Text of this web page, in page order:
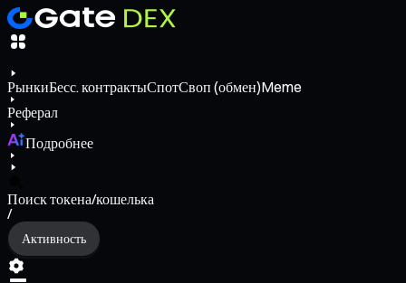
РынкиБесс. контрактыСпотСвоп (обмен)Meme
Реферал
Подробнее
Поиск токена/кошелька
/
Активность